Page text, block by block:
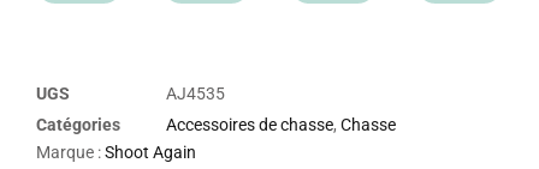
UGS
AJ4535
Catégories
Accessoires de chasse, Chasse
Marque :Shoot Again